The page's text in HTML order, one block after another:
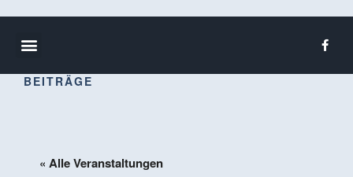
BEITRÄGE
« Alle Veranstaltungen